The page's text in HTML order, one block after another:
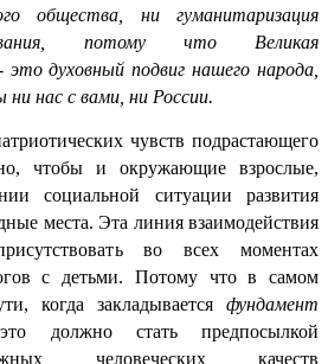
общества, ни гуманитаризация
потому что Великая
духовный подвиг нашего народа,
ни нас с вами, ни России.
чувств подрастающего
чтобы и окружающие взрослые,
социальной ситуации развития
места. Эта линия взаимодействия
во всех моментах
с детьми. Потому что в самом
когда закладывается фундамент
это должно стать предпосылкой
человеческих качеств